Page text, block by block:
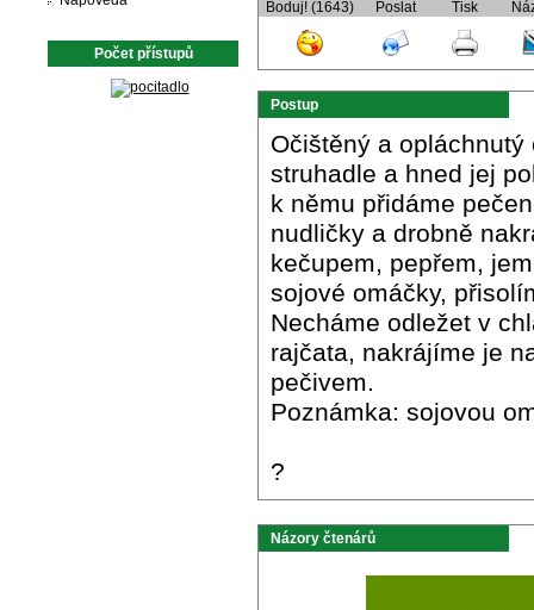
Počet přístupů
Boduj! (1643) Poslat Tisk
Postup
Očištěný a
struhadle a hned jej
k němu přidáme
nudličky a drobně
kečupem, pepřem,
sojové omáčky,
Necháme odležet v
rajčata, nakrájíme je
pečivem.
Poznámka: sojovou
?
Názory čtenárů